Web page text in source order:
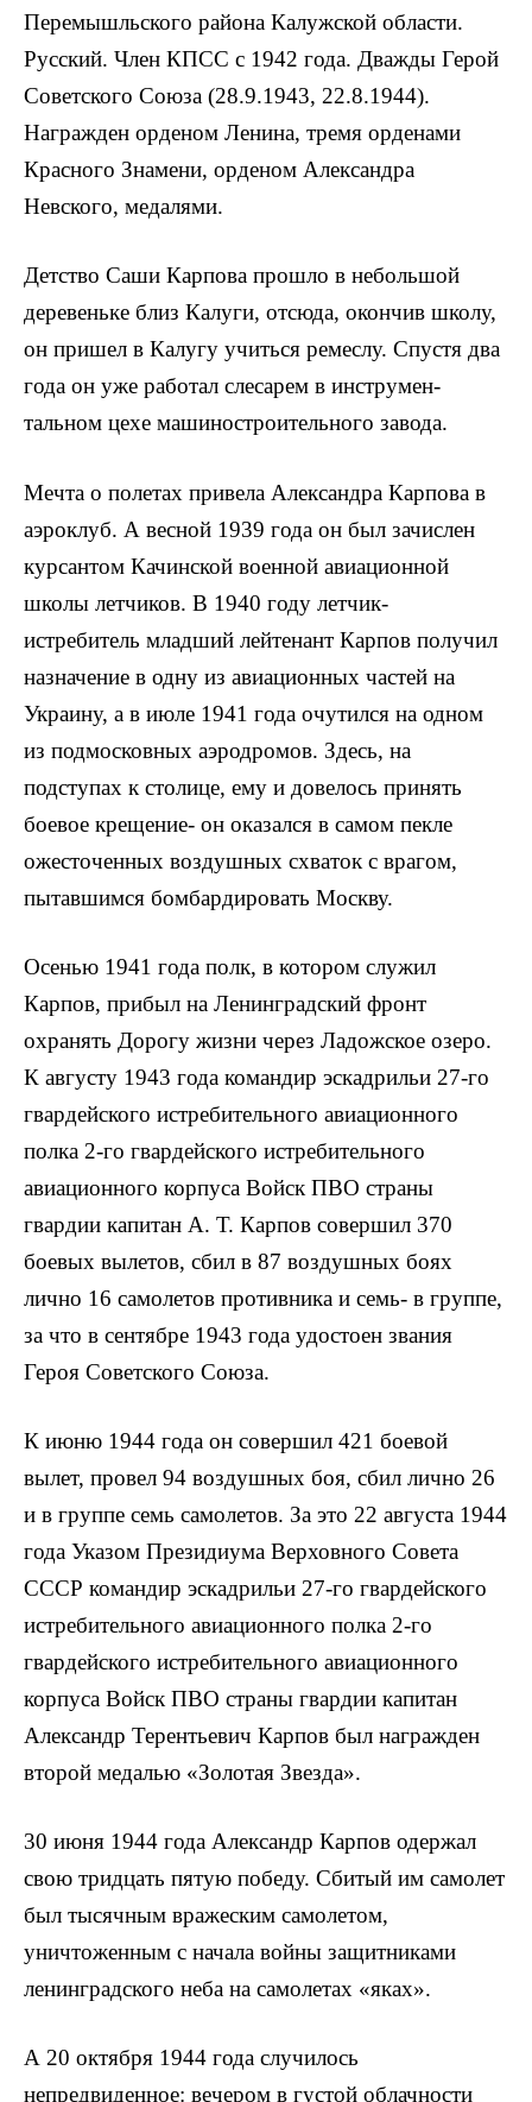
Перемышльского района Калужской области.
Русский. Член КПСС с 1942 года. Дважды Герой
Советского Союза (28.9.1943, 22.8.1944).
Награжден орденом Ленина, тремя орденами
Красного Знамени, орденом Александра
Невского, медалями.
Детство Саши Карпова прошло в небольшой
деревеньке близ Калуги, отсюда, окончив школу,
он пришел в Калугу учиться ремеслу. Спустя два
года он уже работал слесарем в инструмен­
тальном цехе машиностроительного завода.
Мечта о полетах привела Александра Карпова в
аэроклуб. А весной 1939 года он был зачислен
курсантом Качинской военной авиационной
школы летчиков. В 1940 году летчик-
истребитель младший лейтенант Карпов по­лучил
назначение в одну из авиационных частей на
Украину, а в июле 1941 года очутился на одном
из под­московных аэродромов. Здесь, на
подступах к столице, ему и довелось принять
боевое крещение- он оказался в самом пекле
ожесточенных воздушных схваток с вра­гом,
пытавшимся бомбардировать Москву.
Осенью 1941 года полк, в котором служил
Карпов, прибыл на Ленинградский фронт
охранять Дорогу жизни через Ладожское озеро.
К августу 1943 года командир эскадрильи 27-го
гвар­дейского истребительного авиационного
полка 2-го гвар­дейского истребительного
авиационного корпуса Войск ПВО страны
гвардии капитан А. Т. Карпов совершил 370
боевых вылетов, сбил в 87 воздушных боях
лично 16 самолетов противника и семь- в группе,
за что в сентябре 1943 года удостоен звания
Героя Советского Союза.
К июню 1944 года он совершил 421 боевой
вылет, провел 94 воздушных боя, сбил лично 26
и в группе семь самолетов. За это 22 августа 1944
года Указом Пре­зидиума Верховного Совета
СССР командир эскадрильи 27-го гвардейского
истребительного авиационного полка 2-го
гвардейского истребительного авиационного
корпуса Войск ПВО страны гвардии капитан
Александр Терентье­вич Карпов был награжден
второй медалью «Золотая Звезда».
30 июня 1944 года Александр Карпов одержал
свою тридцать пятую победу. Сбитый им самолет
был тысяч­ным вражеским самолетом,
уничтоженным с начала войны защитниками
ленинградского неба на самолетах «яках».
А 20 октября 1944 года случилось
непредвиденное: вечером в густой облачности